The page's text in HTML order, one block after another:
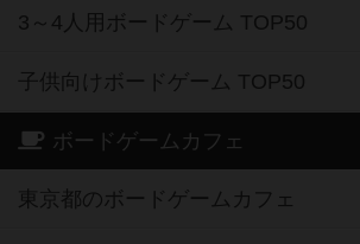
3～4人用ボードゲーム TOP50
子供向けボードゲーム TOP50
ボードゲームカフェ
東京都のボードゲームカフェ